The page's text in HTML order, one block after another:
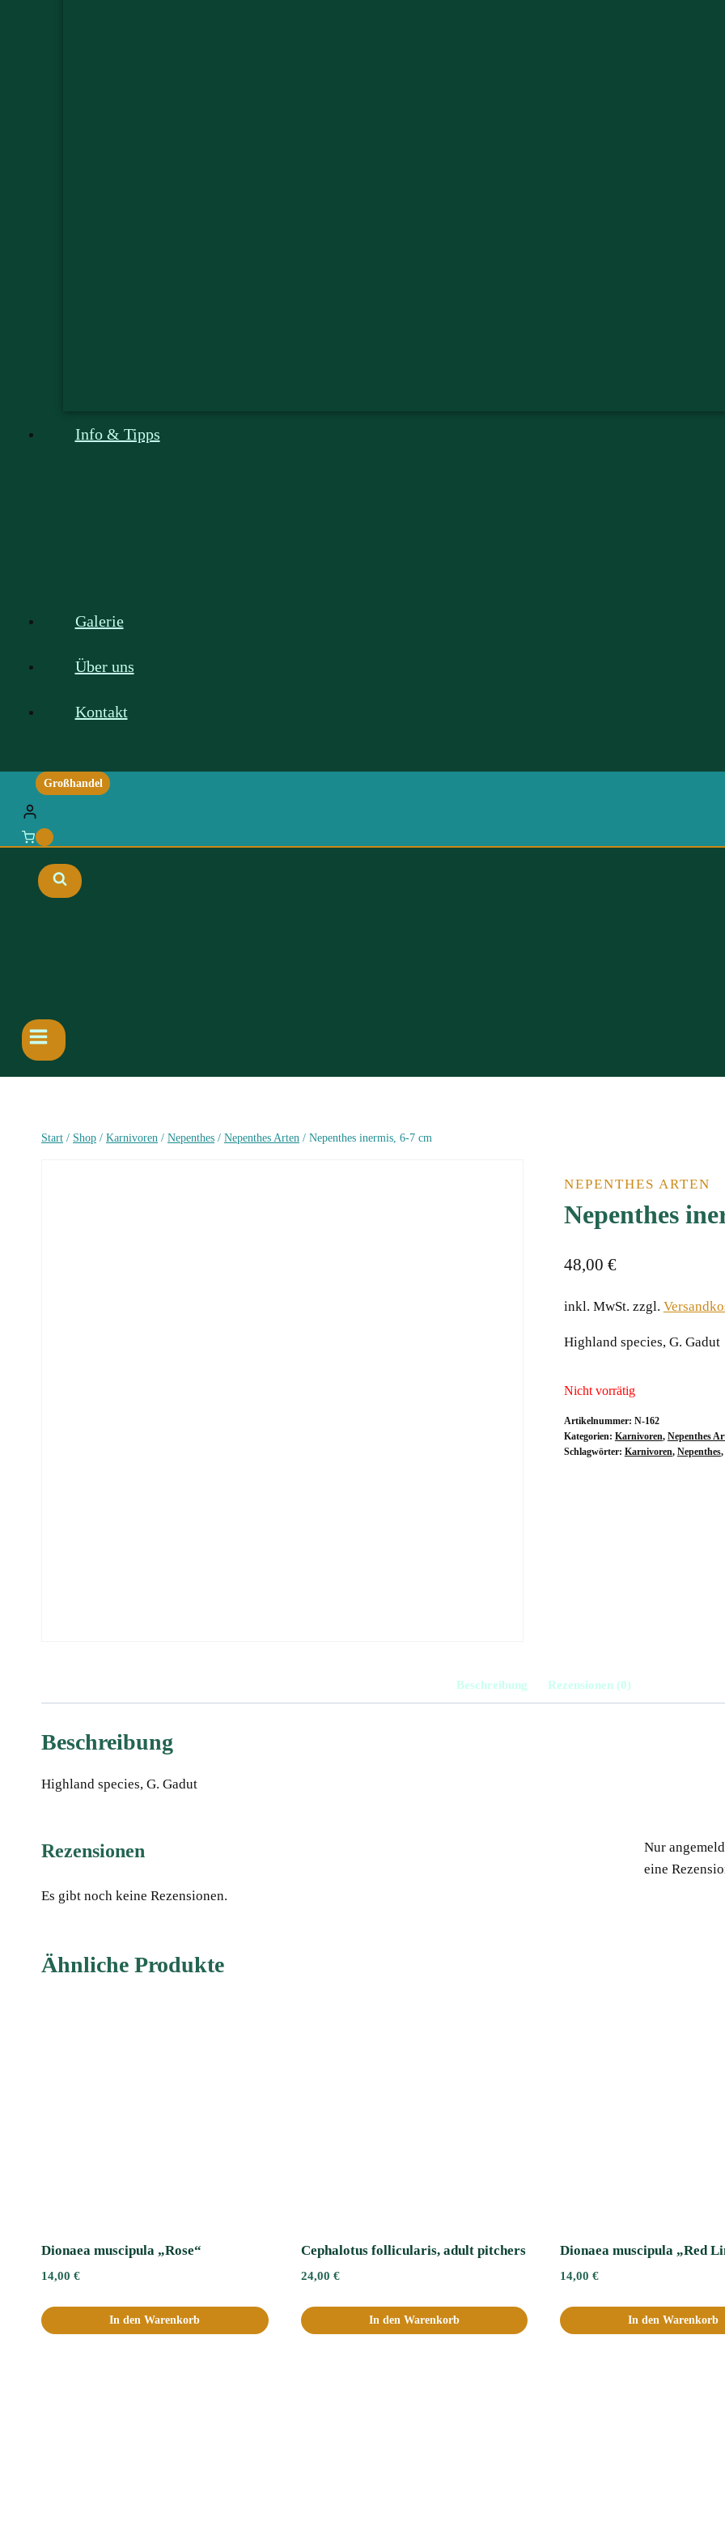
Info & Tipps
Galerie
Über uns
Kontakt
Großhandel
Start / Shop / Karnivoren / Nepenthes / Nepenthes Arten / Nepenthes inermis, 6-7 cmﾠ
NEPENTHES ARTEN
Nepenthes
48,00 €
inkl. MwSt. zzgl.
Highland species, G. Gadut
Nicht vorrätig
Artikelnummer: N-162
Kategorien: Karnivoren, Nepenthes
Schlagwörter: Karnivoren, Nepenthes,
Beschreibung Rezensionen (0)
Beschreibung
Highland species, G. Gadut
Rezensionen
Es gibt noch keine Rezensionen.
Nur
eine
Ähnliche Produkte
Dionaea muscipula „Rose“
14,00 €
In den Warenkorb
Cephalotus follicularis, adult pitchers
24,00 €
In den Warenkorb
Dionaea muscipula „Red
14,00 €
In den Warenkorb